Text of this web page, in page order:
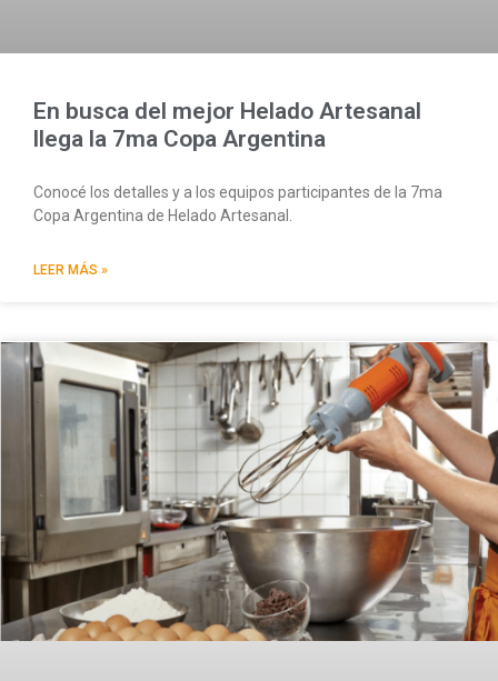
En busca del mejor Helado Artesanal
llega la 7ma Copa Argentina
Conocé los detalles y a los equipos participantes de la 7ma
Copa Argentina de Helado Artesanal.
LEER MÁS »